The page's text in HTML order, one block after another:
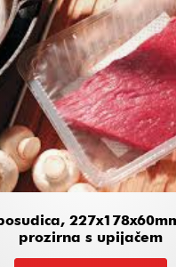
prozirna s upijačem